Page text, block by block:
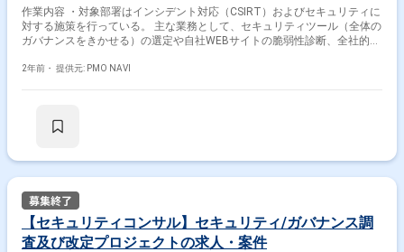
作業内容 ・対象部署はインシデント対応（CSIRT）およびセキュリティに
対する施策を行っている。 主な業務として、セキュリティツール（全体の
ガバナンスをきかせる）の選定や自社WEBサイトの脆弱性診断、全社的な
けのセキュリティ教育など 。 特にセキュリティ教育やインシデント対応
ヤーの募集です。
2年前・ 提供元: PMO NAVI
【セキュリティコンサル】セキュリティ/ガバナンス調
査及び改定プロジェクトの求人・案件